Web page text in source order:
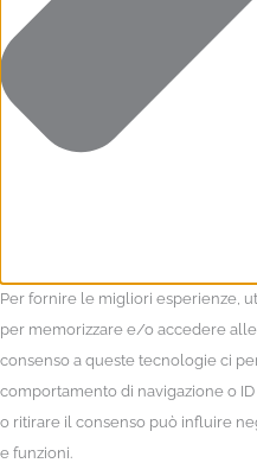
Per fornire le migliori esperienze,
per memorizzare e/o accedere
consenso a queste tecnologie ci
comportamento di navigazione o
o ritirare il consenso può influire
e funzioni.